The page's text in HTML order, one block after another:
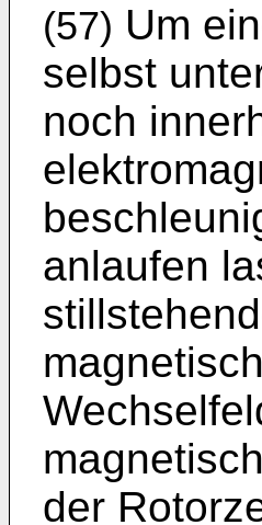
(57) Um
selbst
noch
anlaufen
der